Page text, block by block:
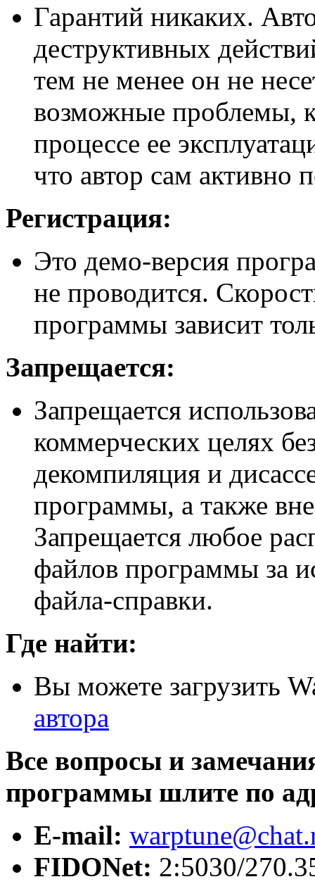
Гарантий никаких.
деструктивных
тем не менее он не
возможные проблемы,
процессе ее
что автор сам активно
Регистрация:
Это демо-версия
не проводится.
программы зависит
Запрещается:
Запрещается
коммерческих целях
декомпиляция и
программы, а также
Запрещается любое
файлов программы за
файла-справки.
Где найти:
Вы можете загрузить
автора
Все вопросы и
программы шлите по
E-mail:
FIDONet: 2:5030/